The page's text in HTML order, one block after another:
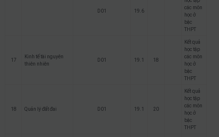
D01 19.6
các môn
học ở
bậc
THPT
17
Kinh tế tài nguyên
thiên nhiên
D01 19.1 18
Kết quả
học tập
các môn
học ở
bậc
THPT
18 Quản lý đất đai D01 19.1 20
Kết quả
học tập
các môn
học ở
bậc
THPT